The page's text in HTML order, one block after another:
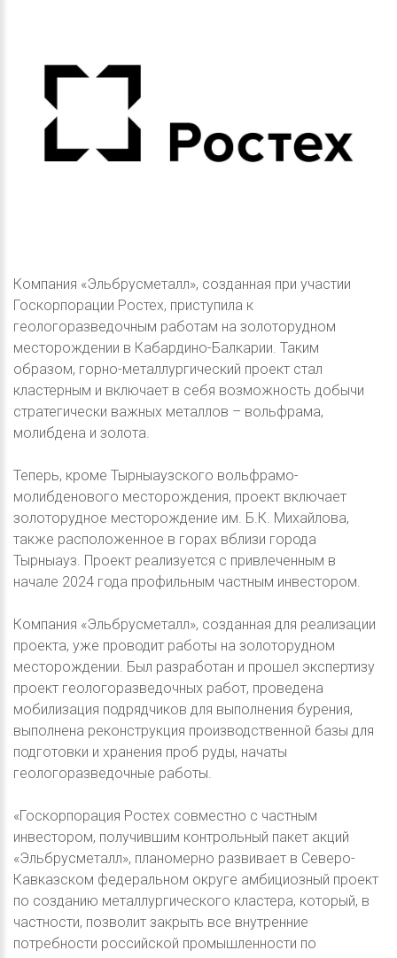
Компания «Эльбрусметалл», созданная при участии
Госкорпорации Ростех, приступила к
геологоразведочным работам на золоторудном
месторождении в Кабардино-Балкарии. Таким
образом, горно-металлургический проект стал
кластерным и включает в себя возможность добычи
стратегически важных металлов – вольфрама,
молибдена и золота.
Теперь, кроме Тырныаузского вольфрамо-
молибденового месторождения, проект включает
золоторудное месторождение им. Б.К. Михайлова,
также расположенное в горах вблизи города
Тырныауз. Проект реализуется с привлеченным в
начале 2024 года профильным частным инвестором.
Компания «Эльбрусметалл», созданная для реализации
проекта, уже проводит работы на золоторудном
месторождении. Был разработан и прошел экспертизу
проект геологоразведочных работ, проведена
мобилизация подрядчиков для выполнения бурения,
выполнена реконструкция производственной базы для
подготовки и хранения проб руды, начаты
геологоразведочные работы.
«Госкорпорация Ростех совместно с частным
инвестором, получившим контрольный пакет акций
«Эльбрусметалл», планомерно развивает в Северо-
Кавказском федеральном округе амбициозный проект
по созданию металлургического кластера, который, в
частности, позволит закрыть все внутренние
потребности российской промышленности по